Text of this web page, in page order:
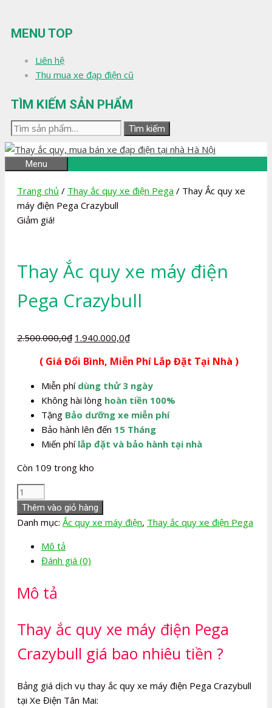
đến
nội
MENU TOP
Liên hệ
Thu mua xe đạp điện cũ
TÌM KIẾM SẢN PHẨM
Tìm
kiếm:
Tìm kiếm
Menu
Trang chủ / Thay ắc quy xe điện Pega / Thay Ắc quy xe
máy điện Pega Crazybull
Giảm giá!
Thay Ắc quy xe máy điện
Pega Crazybull
2.500.000,0₫ Giá
là:
2.500.000,0₫.
1.940.000,0₫Giá
tại
1.940.000,0₫.
( Giá Đổi Bình, Miễn Phí Lắp Đặt Tại Nhà )
Miễn phí dùng thử 3 ngày
Không hài lòng hoàn tiền 100%
Tặng Bảo dưỡng xe miễn phí
Bảo hành lên đến 15 Tháng
Miến phí lắp đặt và bảo hành tại nhà
Còn 109 trong kho
Thay
Ắc
quy
máy
điện
Crazybull
lượng
Thêm vào giỏ hàng
Danh mục: Ắc quy xe máy điện, Thay ắc quy xe điện Pega
Mô tả
Đánh giá (0)
Mô tả
Thay ắc quy xe máy điện Pega
Crazybull giá bao nhiêu tiền ?
Bảng giá dịch vụ thay ắc quy xe máy điện Pega Crazybull
tại Xe Điện Tân Mai: